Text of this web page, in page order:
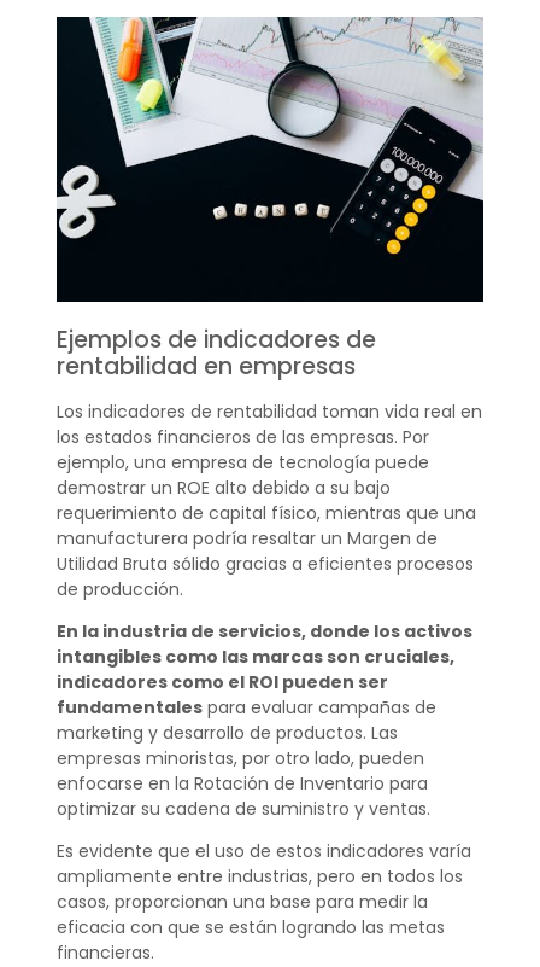
Ejemplos de indicadores de
rentabilidad en empresas
Los indicadores de rentabilidad toman vida real en
los estados financieros de las empresas. Por
ejemplo, una empresa de tecnología puede
demostrar un ROE alto debido a su bajo
requerimiento de capital físico, mientras que una
manufacturera podría resaltar un Margen de
Utilidad Bruta sólido gracias a eficientes procesos
de producción.
En la industria de servicios, donde los activos
intangibles como las marcas son cruciales,
indicadores como el ROI pueden ser
fundamentalespara evaluar campañas de
marketing y desarrollo de productos. Las
empresas minoristas, por otro lado, pueden
enfocarse en la Rotación de Inventario para
optimizar su cadena de suministro y ventas.
Es evidente que el uso de estos indicadores varía
ampliamente entre industrias, pero en todos los
casos, proporcionan una base para medir la
eficacia con que se están logrando las metas
financieras.